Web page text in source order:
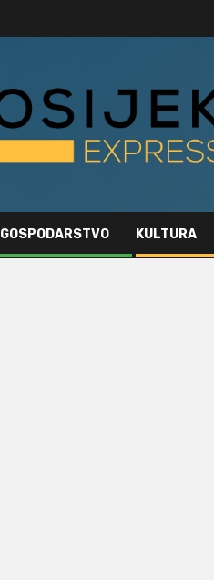
GOSPODARSTVO KULTURA